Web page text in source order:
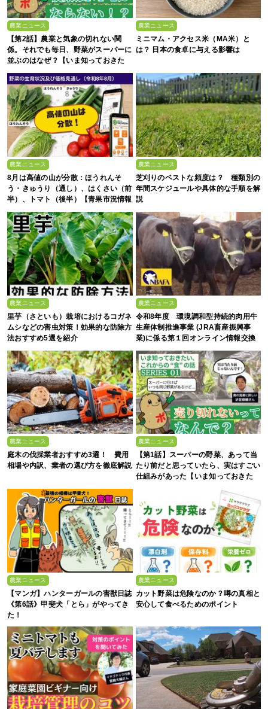
農業ニュース
【第2話】農業と気象の切れない関
係。それでも毎日、野菜がスーパーに
並ぶのはなぜ？【いま知っておきた
い、これからの”食”の話】
農業ニュース
ミニマム・アクセス米（MA米）と
は？ 日本の食卓に与える影響は
農業ニュース
8月は高値の山が分散：ほうれんそ
う・きゅうり（通し）、はくさい（前
半）、トマト（後半）【青果市況情報
アプリ「YAOYASAN」】
農業ニュース
芝刈りのベストな頻度は？ 種類別の
年間スケジュールや具体的な手順を解
説
農業ニュース
里芋（さといも）栽培におけるコガネ
ムシなどの害虫対策！効果的な防除方
法おすすめ5選を紹介
農業ニュース
令和8年度 環境調和型持続的肉用牛
生産体制推進事業 (JRA畜産振興事
業)に係る第１回オンライン情報交換
農業ニュース
庭木の伐採業者おすすめ3選！ 費用
相場や内訳、業者の選び方を徹底解説
農業ニュース
【第1話】スーパーの野菜、あって当
たり前だと思っていたら、実はすごい
仕組みがあった【いま知っておきた
農業ニュース
【マンガ】ハンターガールの害獣日誌
《第6話》甲斐犬「とら」がやってき
た！
農業ニュース
カット野菜は危険なのか？噂の真相と
安心して食べるためのポイント